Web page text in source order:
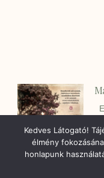
Kedves Látogató!
élmény
honlapunk